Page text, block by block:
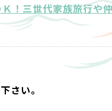
！三世代家族旅行
さい。